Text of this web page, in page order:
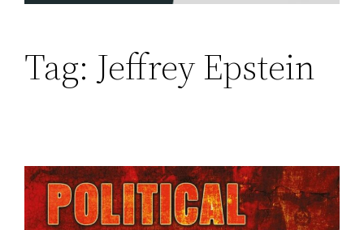
Tag: Jeffrey Epstein